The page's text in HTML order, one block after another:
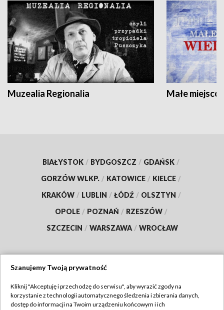
Muzealia Regionalia Małe
BIAŁYSTOK / BYDGOSZCZ / GDAŃSK /
GORZÓW WLKP. / KATOWICE / KIELCE /
KRAKÓW / LUBLIN / ŁÓDŹ / OLSZTYN /
OPOLE / POZNAŃ / RZESZÓW /
SZCZECIN / WARSZAWA / WROCŁAW
TVP
Szanujemy Twoją prywatność
Kliknij "Akceptuję i przechodzę do serwisu", aby wyrazić zgody na
korzystanie z technologii automatycznego śledzenia i zbierania danych,
dostęp do informacji na Twoim urządzeniu końcowym i ich